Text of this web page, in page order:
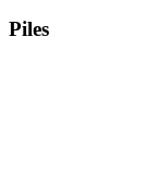
Piles